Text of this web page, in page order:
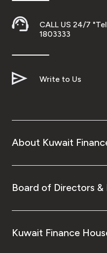
CALL US 24/7
1803333
Write to Us
About Kuwait
Board of Directors &
Kuwait Finance